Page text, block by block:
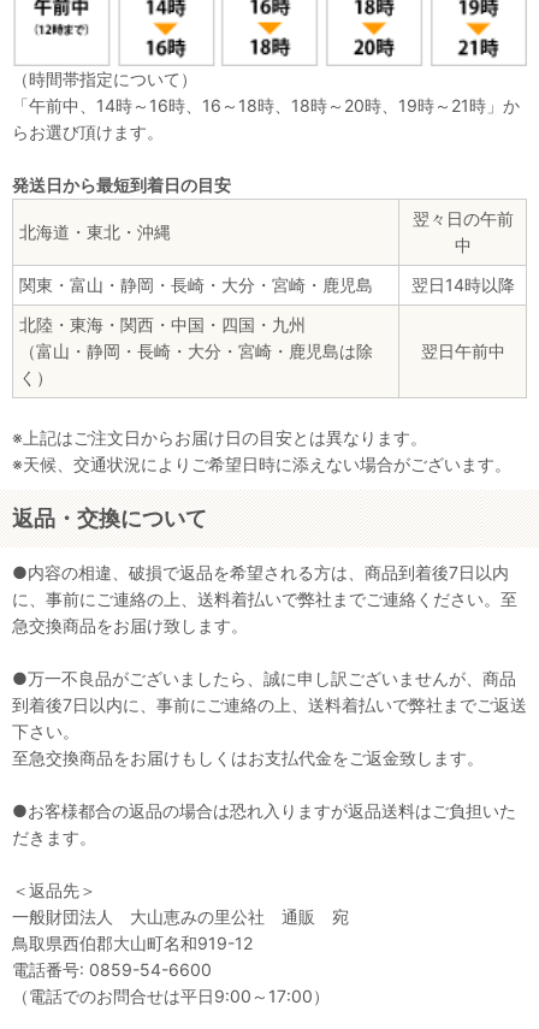
（時間帯指定について）
「午前中、14時～16時、16～18時、18時～20時、19時～21時」か
らお選び頂けます。
発送日から最短到着日の目安
北海道・東北・沖縄
翌々日の午前
中
関東・富山・静岡・長崎・大分・宮崎・鹿児島
翌日14時以降
北陸・東海・関西・中国・四国・九州
（富山・静岡・長崎・大分・宮崎・鹿児島は除
く）
翌日午前中
※上記はご注文日からお届け日の目安とは異なります。
※天候、交通状況によりご希望日時に添えない場合がございます。
返品・交換について
●内容の相違、破損で返品を希望される方は、商品到着後7日以内
に、事前にご連絡の上、送料着払いで弊社までご連絡ください。至
急交換商品をお届け致します。
●万一不良品がございましたら、誠に申し訳ございませんが、商品
到着後7日以内に、事前にご連絡の上、送料着払いで弊社までご返送
下さい。
至急交換商品をお届けもしくはお支払代金をご返金致します。
●お客様都合の返品の場合は恐れ入りますが返品送料はご負担いた
だきます。
＜返品先＞
一般財団法人 大山恵みの里公社 通販 宛
鳥取県西伯郡大山町名和919-12
電話番号: 0859-54-6600
（電話でのお問合せは平日9:00～17:00）